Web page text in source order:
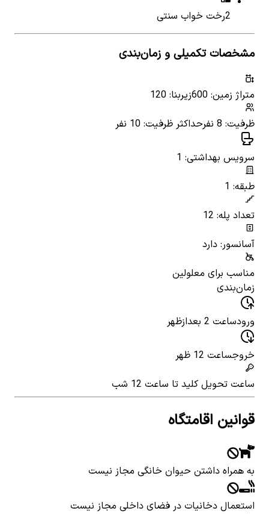
2رخت خواب سنتی
مشخصات تکمیلی و زمان‌بندی
متراژ زمین: 600
زیربنا: 120
ظرفیت: 8 نفر
حداکثر ظرفیت: 10 نفر
سرویس بهداشتی: 1
طبقه: 1
تعداد پله: 12
آسانسور: دارد
مناسب برای معلولین
زمان‌بندی
ورودساعت 2 بعدازظهر
خروجساعت 12 ظهر
ساعت تحویل کلید تا ساعت 12 شب
قوانین اقامتگاه
به همراه داشتن حیوان خانگی مجاز نیست
استعمال دخانیات در فضای داخلی مجاز نیست